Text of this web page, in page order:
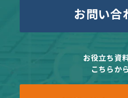
お問い合
お役立ち資
こちらか